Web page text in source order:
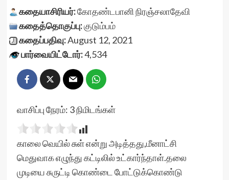
கதையாசிரியர்:கோதண்டபானி நிரஞ்சலாதேவி
கதைத்தொகுப்பு:குடும்பம்
கதைப்பதிவு:August 12, 2021
பார்வையிட்டோர்:4,534
வாசிப்பு நேரம்: 3நிமிடங்கள்
காலை வெயில் சுள் என்று அடித்தது,மீனாட்சி
மெதுவாக எழுந்து கட்டிலில் உட்கார்ந்தாள்.தலை
முடியை சுருட்டி கொண்டை போட்டுக்கொண்டு